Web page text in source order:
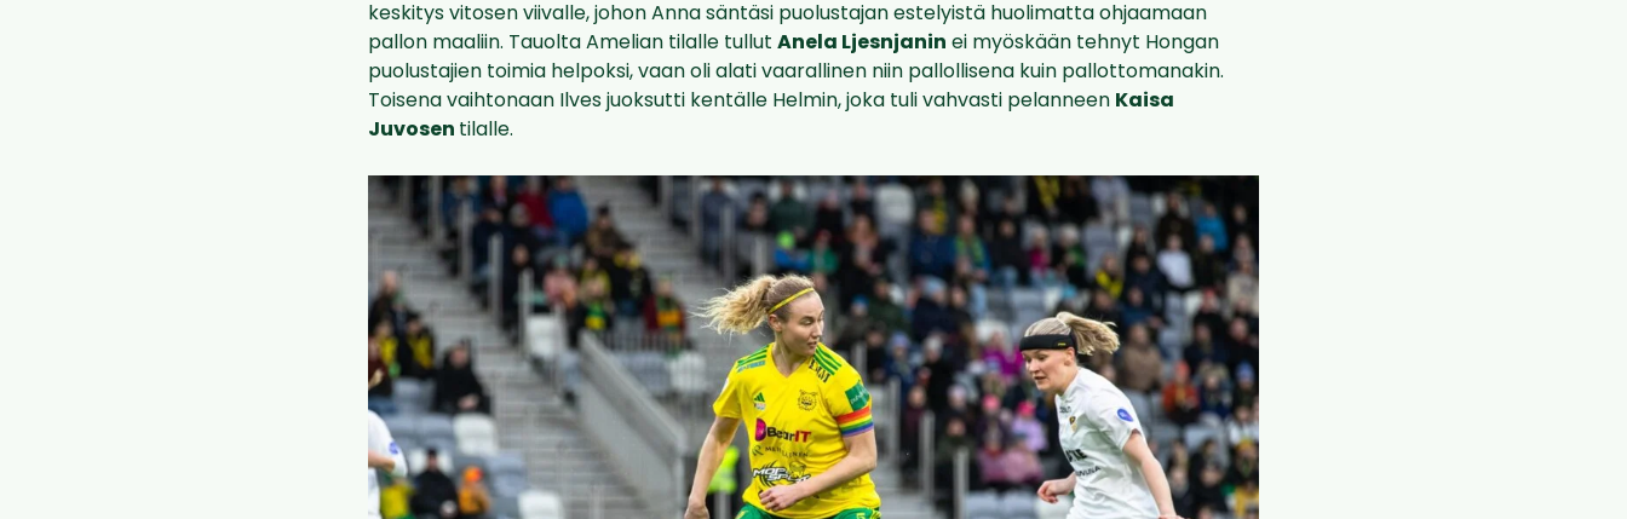
keskitys vitosen viivalle, johon Anna säntäsi puolustajan estelyistä huolimatta ohjaamaan
pallon maaliin. Tauolta Amelian tilalle tullut Anela Ljesnjanin ei myöskään tehnyt Hongan
puolustajien toimia helpoksi, vaan oli alati vaarallinen niin pallollisena kuin pallottomanakin.
Toisena vaihtonaan Ilves juoksutti kentälle Helmin, joka tuli vahvasti pelanneen Kaisa
Juvosen tilalle.